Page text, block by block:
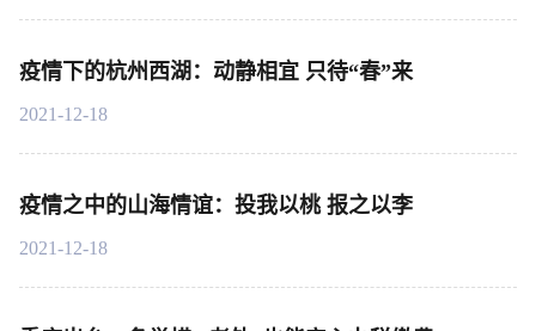
疫情下的杭州西湖：动静相宜 只待“春”来
2021-12-18
疫情之中的山海情谊：投我以桃 报之以李
2021-12-18